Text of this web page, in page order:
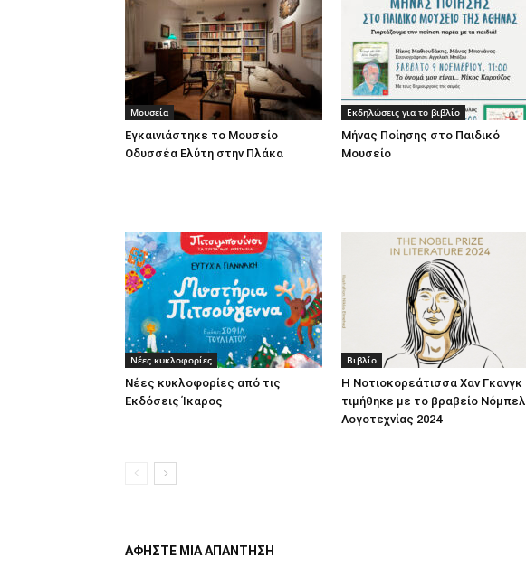
Μουσεία
Εγκαινιάστηκε το Μουσείο
Οδυσσέα Ελύτη στην Πλάκα
Εκδηλώσεις για το βιβλίο
Μήνας Ποίησης στο Παιδικό
Μουσείο
Νέες κυκλοφορίες
Νέες κυκλοφορίες από τις
Εκδόσεις Ίκαρος
Βιβλίο
Η Νοτιοκορεάτισσα Χαν Γκανγκ
τιμήθηκε με το βραβείο Νόμπελ
Λογοτεχνίας 2024
ΑΦΗΣΤΕ ΜΙΑ ΑΠΑΝΤΗΣΗ